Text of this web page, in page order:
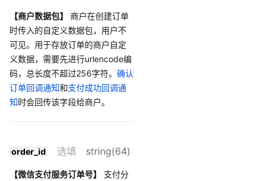
【商户数据包】
商户在创建订单
时传入的自定义数据包，用户不
可见。用于存放订单的商户自定
义数据，需要先进行urlencode编
码，总长度不超过256字符。 确认
订单回调通知和支付成功回调通
知时会回传该字段给商户。
order_id 选填 string(64)
【微信支付服务订单号】
支付分